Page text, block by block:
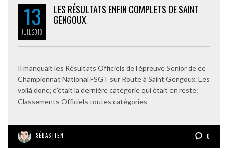
13
JUIL 2018
LES RÉSULTATS ENFIN COMPLETS DE SAINT
GENGOUX
Il manquait les Résultats Officiels de l’épreuve Senior de ce
Championnat National FSGT sur Route à Saint Gengoux. Les
voilà donc; c’était la dernière catégorie qui était en reste:
Classements Officiels toutes catégories
SÉBASTIEN 0